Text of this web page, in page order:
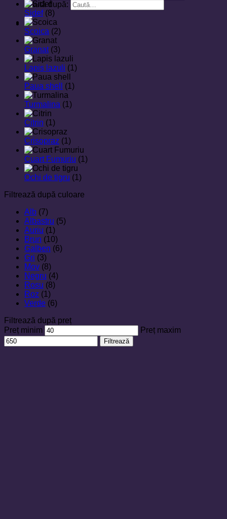
Caută după:
Sidef (8)
Scoica (2)
Granat (3)
Lapis lazuli (1)
Paua shell (1)
Turmalina (1)
Citrin (1)
Crisopraz (1)
Cuart Fumuriu (1)
Ochi de tigru (1)
Filtrează după culoare
Alb (7)
Albastru (5)
Auriu (1)
Brun (10)
Galben (6)
Gri (3)
Mov (8)
Negru (4)
Rosu (8)
Roz (1)
Verde (6)
Filtrează după preț
Preț minim
Preț maxim
Filtrează